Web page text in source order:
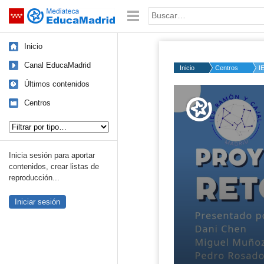
Saltar navegación Palabra o frase:
Inicio
Canal EducaMadrid
Últimos contenidos
Centros
Inicia sesión para aportar
contenidos, crear listas de
reproducción...
Iniciar sesión
Inicio Centros
Volume
50%